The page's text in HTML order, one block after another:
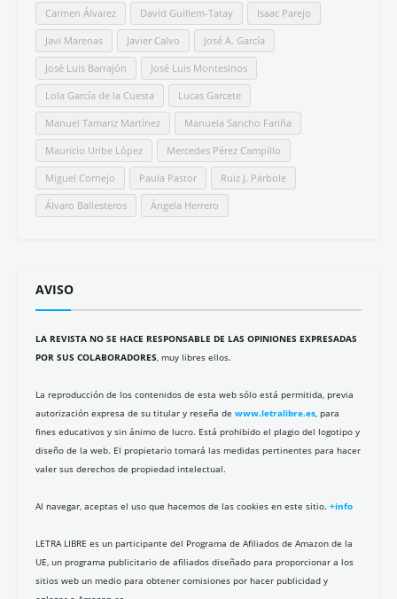
Carmen Álvarez David Guillem-Tatay Isaac Parejo
Javi Marenas Javier Calvo José A. García
José Luis Barrajón José Luis Montesinos
Lola García de la Cuesta Lucas Garcete
Manuel Tamariz Martínez Manuela Sancho Fariña
Mauricio Uribe López Mercedes Pérez Campillo
Miguel Cornejo Paula Pastor Ruiz J. Párbole
Álvaro Ballesteros Ángela Herrero
AVISO
LA REVISTA NO SE HACE RESPONSABLE DE LAS OPINIONES EXPRESADAS
POR SUS COLABORADORES, muy libres ellos.
La reproducción de los contenidos de esta web sólo está permitida, previa
autorización expresa de su titular y reseña de www.letralibre.es, para
fines educativos y sin ánimo de lucro. Está prohibido el plagio del logotipo y
diseño de la web. El propietario tomará las medidas pertinentes para hacer
valer sus derechos de propiedad intelectual.
Al navegar, aceptas el uso que hacemos de las cookies en este sitio. +info
LETRA LIBRE es un participante del Programa de Afiliados de Amazon de la
UE, un programa publicitario de afiliados diseñado para proporcionar a los
sitios web un medio para obtener comisiones por hacer publicidad y